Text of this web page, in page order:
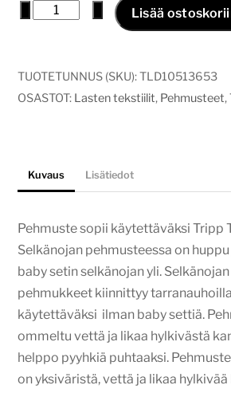
tripptrapp
musta
määrä
Lisää
TUOTETUNNUS (SKU):TLD10513653
OSASTOT: Lasten tekstiilit, Pehmusteet,
Kuvaus Lisätiedot
Pehmuste sopii käytettäväksi Tripp
Selkänojan pehmusteessa on
baby setin selkänojan yli.
pehmukkeet kiinnittyy
käytettäväksi ilman baby settiä.
ommeltu vettä ja likaa hylkivästä
helppo pyyhkiä puhtaaksi.
on yksiväristä, vettä ja likaa